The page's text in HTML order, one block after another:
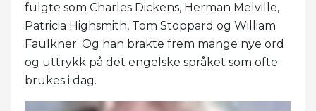
fulgte som Charles Dickens, Herman Melville,
Patricia Highsmith, Tom Stoppard og William
Faulkner. Og han brakte frem mange nye ord
og uttrykk på det engelske språket som ofte
brukes i dag.